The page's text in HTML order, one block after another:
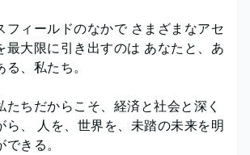
フィールドのなかで さまざまなアセ
最大限に引き出すのは あなたと、あ
、私たち。
たちだからこそ、経済と社会と深く
ら、 人を、世界を、未踏の未来を明
きる。